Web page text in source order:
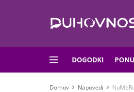
DOGODKI
Domov Napovedi